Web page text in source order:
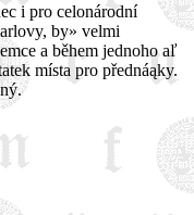
i pro celonárodní
by» velmi
a během jednoho aľ
místa pro přednáąky.